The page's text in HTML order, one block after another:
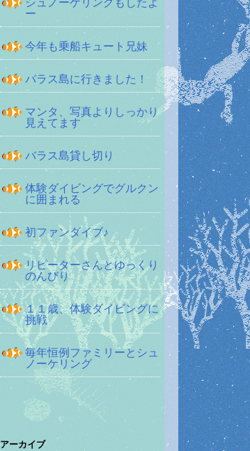
ー
今年も乗船キュート兄妹
バラス島に行きました！
マンタ、写真よりしっかり
見えてます
バラス島貸し切り
体験ダイビングでグルクン
に囲まれる
初ファンダイブ♪
リピーターさんとゆっくり
のんびり
１１歳、体験ダイビングに
挑戦
毎年恒例ファミリーとシュ
ノーケリング
アーカイブ